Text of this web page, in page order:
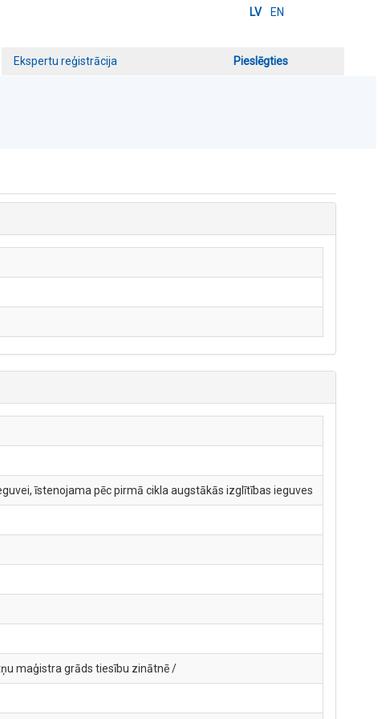
LV EN
Ekspertu reģistrācija Pieslēgties
īstenojama pēc pirmā cikla augstākās izglītības ieguves
maģistra grāds tiesību zinātnē /